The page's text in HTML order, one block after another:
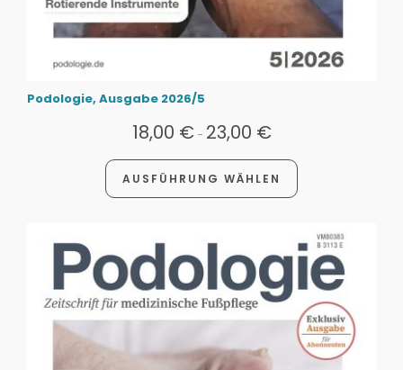
Podologie, Ausgabe 2026/5
18,00 €- 23,00 €
AUSFÜHRUNG WÄHLEN